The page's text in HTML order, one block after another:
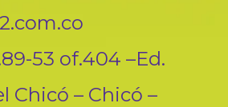
53 of.404 –Ed.
Chicó – Chicó –